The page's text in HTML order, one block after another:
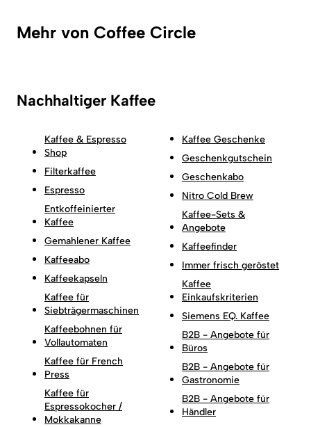
Mehr von Coffee Circle
Nachhaltiger Kaffee
Kaffee & Espresso
Shop
Filterkaffee
Espresso
Entkoffeinierter
Kaffee
Gemahlener Kaffee
Kaffeeabo
Kaffeekapseln
Kaffee für
Siebträgermaschinen
Kaffeebohnen für
Vollautomaten
Kaffee für French
Press
Kaffee für
Espressokocher /
Mokkakanne
Kaffee Geschenke
Geschenkgutschein
Geschenkabo
Nitro Cold Brew
Kaffee-Sets &
Angebote
Kaffeefinder
Immer frisch geröstet
Kaffee
Einkaufskriterien
Siemens EQ. Kaffee
B2B - Angebote für
Büros
B2B - Angebote für
Gastronomie
B2B - Angebote für
Händler